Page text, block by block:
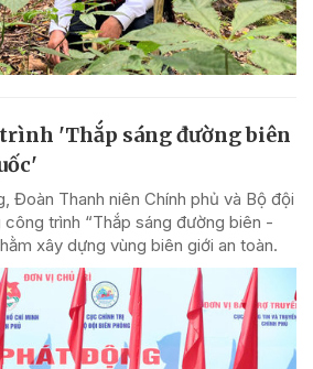
'Thắp sáng đường biên
Đoàn Thanh niên Chính phủ và Bộ đội
trình “Thắp sáng đường biên -
xây dựng vùng biên giới an toàn.